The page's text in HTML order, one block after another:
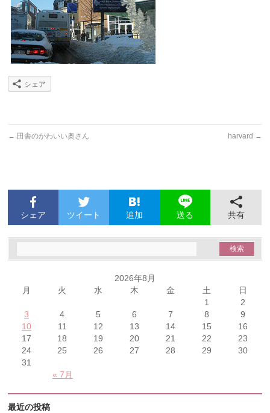
シェア
← 田舎のかわいい奥さん harvard →
シェア ツイート 追加 送る 共有
2026年8月
月
火 水 木 金 土 日
« 7月
1
2
3
4 5 6 7 8
9
10
11 12 13 14 15
16
17
18 19 20 21 22
23
24
25 26 27 28 29
30
31
最近の投稿